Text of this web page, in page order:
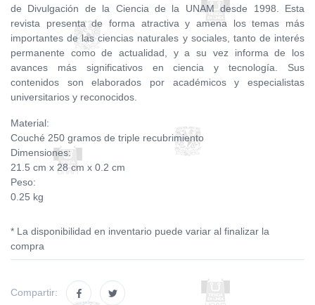
de Divulgación de la Ciencia de la UNAM desde 1998. Esta
revista presenta de forma atractiva y amena los temas más
importantes de las ciencias naturales y sociales, tanto de interés
permanente como de actualidad, y a su vez informa de los
avances más significativos en ciencia y tecnología. Sus
contenidos son elaborados por académicos y especialistas
universitarios y reconocidos.
Material:
Couché 250 gramos de triple recubrimiento
Dimensiones:
21.5 cm x 28 cm x 0.2 cm
Peso:
0.25 kg
* La disponibilidad en inventario puede variar al finalizar la
compra
Compartir: